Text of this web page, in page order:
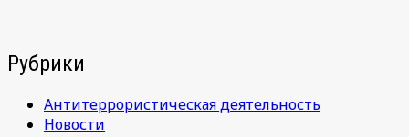
Рубрики
Антитеррористическая деятельность
Новости